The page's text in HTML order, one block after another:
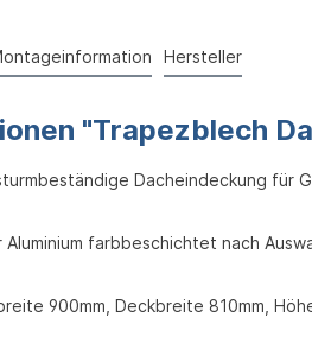
Hersteller
"Trapezblech
Dacheindeckung für
farbbeschichtet nach
900mm, Deckbreite 810mm,